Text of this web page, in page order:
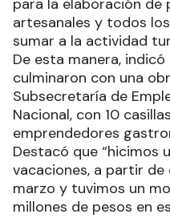
para la elaboración
artesanales y todos
sumar a la actividad
De esta manera,
culminaron con una
Subsecretaría de
Nacional, con 10
emprendedores
Destacó que “hicimos
vacaciones, a partir
marzo y tuvimos un
millones de pesos en